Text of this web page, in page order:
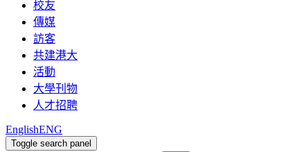
校友
傳媒
訪客
共建港大
活動
大學刊物
人才招聘
EnglishENG
Toggle search panel